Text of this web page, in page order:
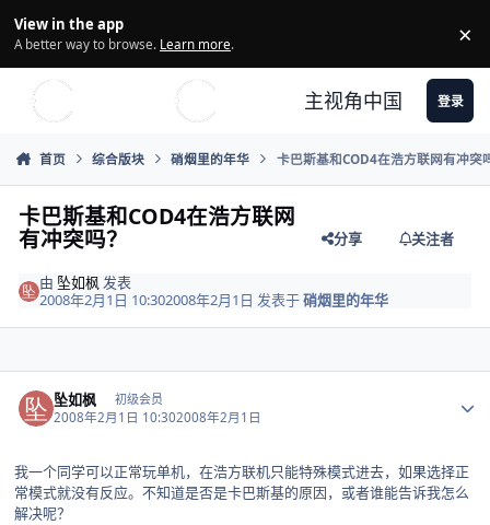
View in the app
A better way to browse. Learn more. ×
主视角中国 登录
首页 综合版块 硝烟里的年华 卡巴斯基和COD4在浩方联网有冲突
卡巴斯基和COD4在浩方联网
有冲突吗？ 分享 关注者
由 坠如枫 发表
2008年2月1日 10:302008年2月1日 发表于硝烟里的年华
坠如枫 初级会员
2008年2月1日 10:302008年2月1日
我一个同学可以正常玩单机，在浩方联机只能特殊模式进去，如果选择正
常模式就没有反应。不知道是否是卡巴斯基的原因，或者谁能告诉我怎么
解决呢？